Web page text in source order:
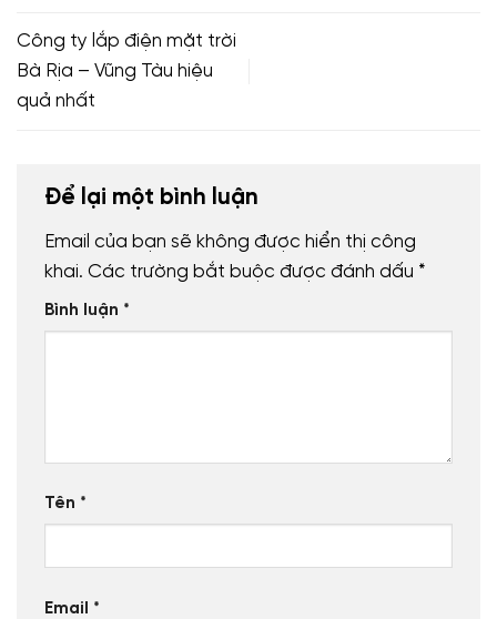
Công ty lắp điện mặt trời
Bà Rịa – Vũng Tàu hiệu
quả nhất
Để lại một bình luận
Email của bạn sẽ không được hiển thị công
khai. Các trường bắt buộc được đánh dấu *
Bình luận *
Tên *
Email *